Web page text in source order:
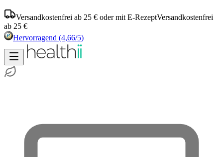
Versandkostenfrei ab 25 € oder mit E-RezeptVersandkostenfrei
ab 25 €
Hervorragend (4,66/5)